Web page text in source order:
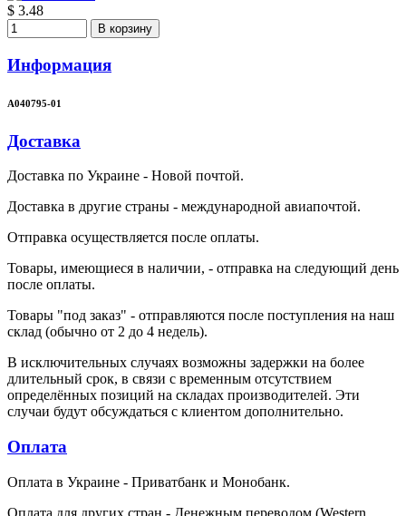
$ 3.48
В корзину
Информация
A040795-01
Доставка
Доставка по Украине - Новой почтой.
Доставка в другие страны - международной авиапочтой.
Отправка осуществляется после оплаты.
Товары, имеющиеся в наличии, - отправка на следующий день
после оплаты.
Товары "под заказ" - отправляются после поступления на наш
склад (обычно от 2 до 4 недель).
В исключительных случаях возможны задержки на более
длительный срок, в связи с временным отсутствием
определённых позиций на складах производителей. Эти
случаи будут обсуждаться с клиентом дополнительно.
Оплата
Оплата в Украине - Приватбанк и Монобанк.
Оплата для других стран - Денежным переводом (Western